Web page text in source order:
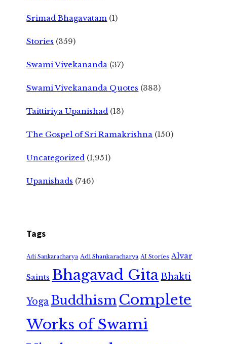
Srimad Bhagavatam (1)
Stories (359)
Swami Vivekananda (37)
Swami Vivekananda Quotes (383)
Taittiriya Upanishad (13)
The Gospel of Sri Ramakrishna (150)
Uncategorized (1,951)
Upanishads (746)
Tags
Adi Sankaracharya Adi Shankaracharya AI Stories Alvar
Saints Bhagavad GitaBhakti
Yoga Buddhism Complete
Works of Swami